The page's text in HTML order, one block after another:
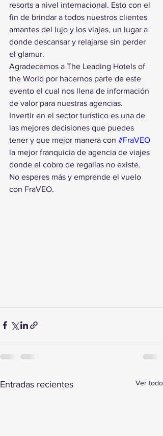
resorts a nivel internacional. Esto con el
fin de brindar a todos nuestros clientes
amantes del lujo y los viajes, un lugar a
donde descansar y relajarse sin perder
el glamur.
Agradecemos a The Leading Hotels of
the World por hacernos parte de este
evento el cual nos llena de información
de valor para nuestras agencias.
Invertir en el sector turístico es una de
las mejores decisiones que puedes
tener y que mejor manera con #FraVEO
la mejor franquicia de agencia de viajes
donde el cobro de regalías no existe.
No esperes más y emprende el vuelo
con FraVEO.
Entradas recientes Ver todo